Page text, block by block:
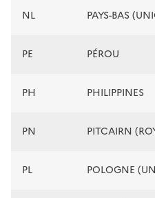
NL PAYS-BAS
PE PÉROU
PH PHILIPPINES
PN PITCAIRN
PL POLOGNE